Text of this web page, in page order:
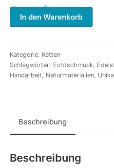
Opalkette
Menge
- +
In den Warenkorb
Kategorie: Ketten
Schlagwörter: Echtschmuck,
Handarbeit, Naturmaterialien,
Beschreibung
Beschreibung